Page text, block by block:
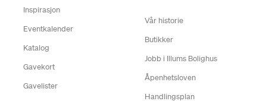
Inspirasjon
Eventkalender
Katalog
Gavekort
Gavelister
Vår historie
Butikker
Jobb i Illums Bolighus
Åpenhetsloven
Handlingsplan